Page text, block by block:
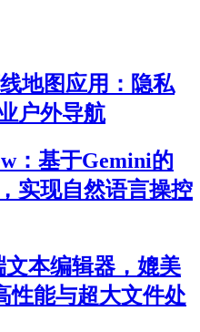
地图应用：隐私
户外导航
：基于Gemini的
实现自然语言操控
本编辑器，媲美
性能与超大文件处